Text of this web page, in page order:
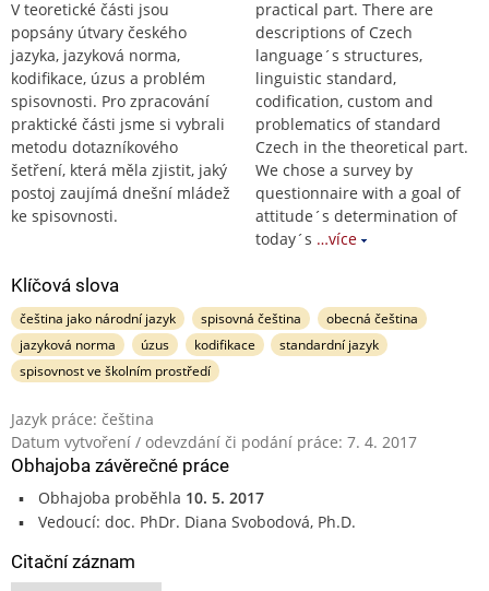
V teoretické části jsou
popsány útvary českého
jazyka, jazyková norma,
kodifikace, úzus a problém
spisovnosti. Pro zpracování
praktické části jsme si vybrali
metodu dotazníkového
šetření, která měla zjistit, jaký
postoj zaujímá dnešní mládež
ke spisovnosti.
practical part. There are
descriptions of Czech
language´s structures,
linguistic standard,
codification, custom and
problematics of standard
Czech in the theoretical part.
We chose a survey by
questionnaire with a goal of
attitude´s determination of
today´s …více
Klíčová slova
čeština jako národní jazyk spisovná čeština
obecná čeština
jazyková norma
úzus kodifikace
standardní jazyk
spisovnost ve školním prostředí
Jazyk práce: čeština
Datum vytvoření / odevzdání či podání práce: 7. 4. 2017
Obhajoba závěrečné práce
Obhajoba proběhla 10. 5. 2017
Vedoucí: doc. PhDr. Diana Svobodová, Ph.D.
Citační záznam